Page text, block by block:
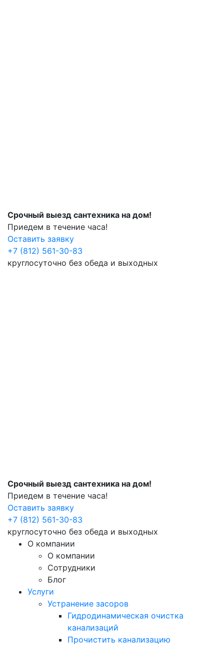
Срочный выезд сантехника на дом!
Приедем в течение часа!
Оставить заявку
+7 (812) 561-30-83
круглосуточно без обеда и выходных
Срочный выезд сантехника на дом!
Приедем в течение часа!
Оставить заявку
+7 (812) 561-30-83
круглосуточно без обеда и выходных
О компании
О компании
Сотрудники
Блог
Услуги
Устранение засоров
Гидродинамическая очистка
канализаций
Прочистить канализацию